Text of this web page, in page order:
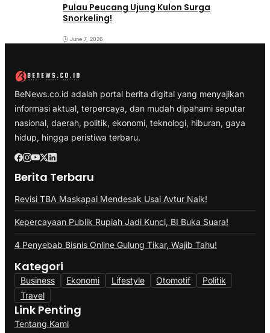
Pulau Peucang Ujung Kulon Surga
Snorkeling!
June 7, 2026
BeNews.co.id adalah portal berita digital yang menyajikan
informasi aktual, terpercaya, dan mudah dipahami seputar
nasional, daerah, politik, ekonomi, teknologi, hiburan, gaya
hidup, hingga peristiwa terbaru.
Berita Terbaru
Revisi TBA Maskapai Mendesak Usai Avtur Naik!
Kepercayaan Publik Rupiah Jadi Kunci, BI Buka Suara!
4 Penyebab Bisnis Online Gulung Tikar, Wajib Tahu!
Kategori
Business Ekonomi Lifestyle Otomotif
Politik
Travel
Link Penting
Tentang Kami